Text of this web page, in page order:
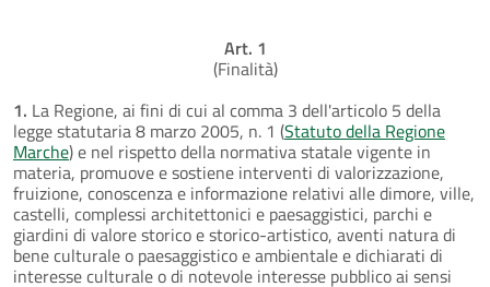
Art. 1
(Finalità)
1. La Regione, ai fini di cui al comma 3 dell'articolo 5 della
legge statutaria 8 marzo 2005, n. 1 (Statuto della Regione
Marche) e nel rispetto della normativa statale vigente in
materia, promuove e sostiene interventi di valorizzazione,
fruizione, conoscenza e informazione relativi alle dimore, ville,
castelli, complessi architettonici e paesaggistici, parchi e
giardini di valore storico e storico-artistico, aventi natura di
bene culturale o paesaggistico e ambientale e dichiarati di
interesse culturale o di notevole interesse pubblico ai sensi